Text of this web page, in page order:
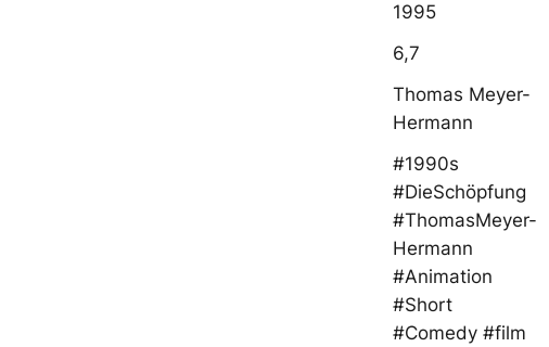
1995
6,7
Thomas Meyer-
Hermann
#1990s
#DieSchöpfung
#ThomasMeyer-
Hermann
#Animation
#Short
#Comedy #film